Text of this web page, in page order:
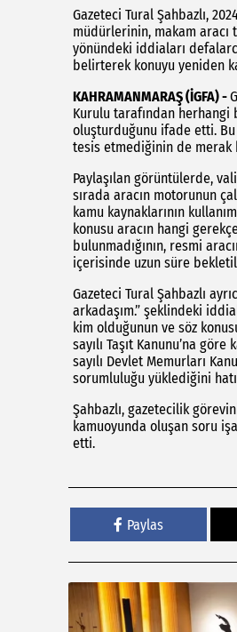
Gazeteci Tural Şahbazlı,
müdürlerinin, makam aracı
yönündeki iddiaları
belirterek konuyu yeniden
KAHRAMANMARAŞ (İGFA) -
Kurulu tarafından herhangi
oluşturduğunu ifade etti. Bu
tesis etmediğinin de
Paylaşılan görüntülerde,
sırada aracın motorunun
kamu kaynaklarının
konusu aracın hangi
bulunmadığının, resmi
içerisinde uzun süre
Gazeteci Tural Şahbazlı
arkadaşım.” şeklindeki
kim olduğunun ve söz
sayılı Taşıt Kanunu’na
sayılı Devlet Memurları
sorumluluğu yüklediğini
Şahbazlı, gazetecilik
kamuoyunda oluşan soru
etti.
Paylas